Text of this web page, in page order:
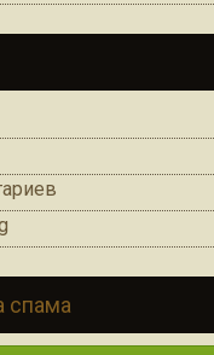
спама